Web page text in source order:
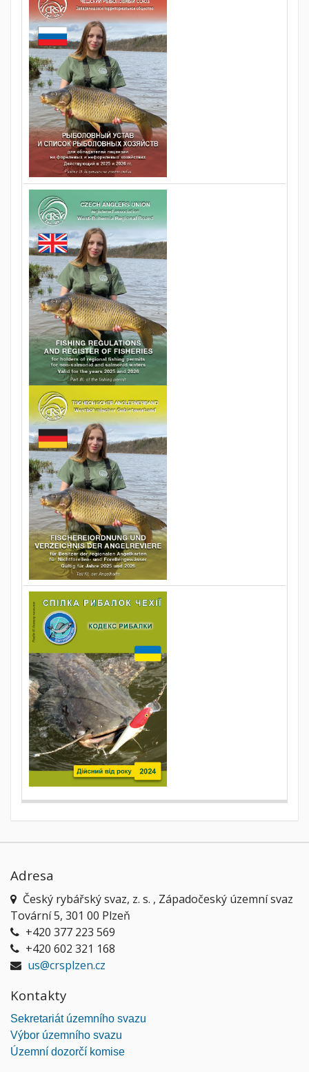
Adresa
Český rybářský svaz, z. s. , Západočeský územní svaz
Tovární 5, 301 00 Plzeň
+420 377 223 569
+420 602 321 168
us@crsplzen.cz
Kontakty
Sekretariát územního svazu
Výbor územního svazu
Územní dozorčí komise